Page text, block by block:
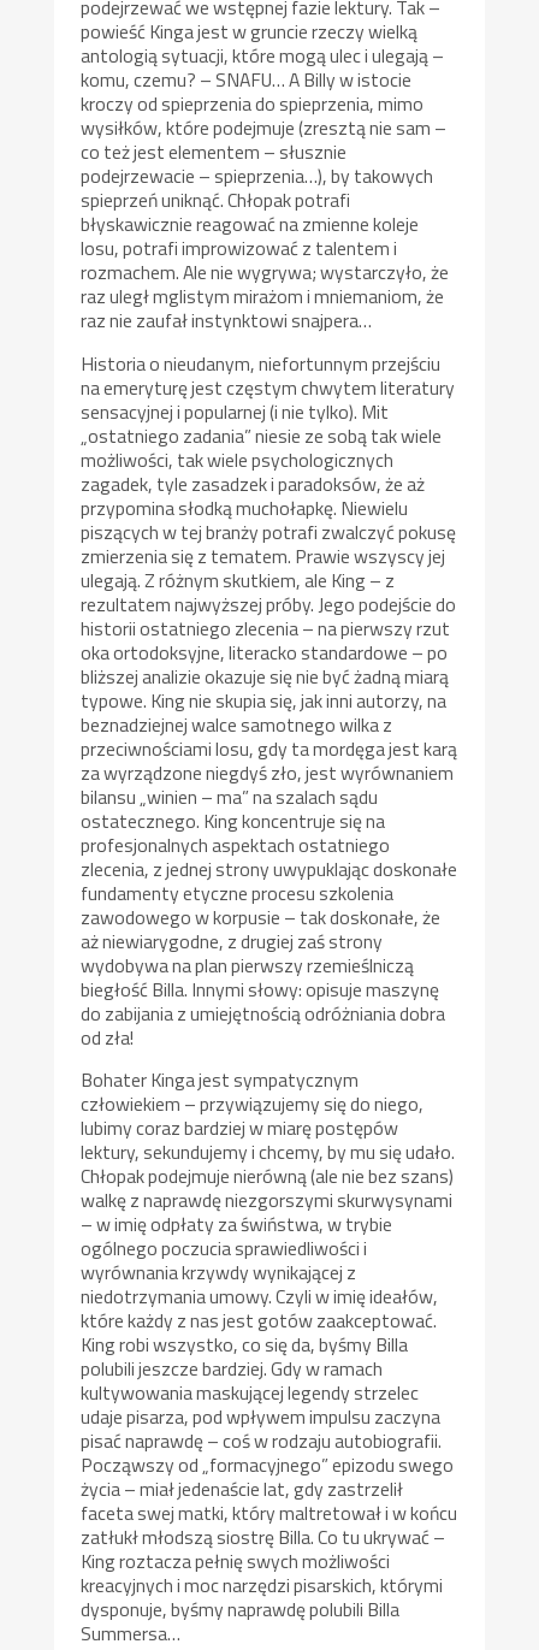
podejrzewać we wstępnej fazie lektury. Tak –
powieść Kinga jest w gruncie rzeczy wielką
antologią sytuacji, które mogą ulec i ulegają –
komu, czemu? – SNAFU… A Billy w istocie
kroczy od spieprzenia do spieprzenia, mimo
wysiłków, które podejmuje (zresztą nie sam –
co też jest elementem – słusznie
podejrzewacie – spieprzenia…), by takowych
spieprzeń uniknąć. Chłopak potrafi
błyskawicznie reagować na zmienne koleje
losu, potrafi improwizować z talentem i
rozmachem. Ale nie wygrywa; wystarczyło, że
raz uległ mglistym mirażom i mniemaniom, że
raz nie zaufał instynktowi snajpera…
Historia o nieudanym, niefortunnym przejściu
na emeryturę jest częstym chwytem literatury
sensacyjnej i popularnej (i nie tylko). Mit
„ostatniego zadania” niesie ze sobą tak wiele
możliwości, tak wiele psychologicznych
zagadek, tyle zasadzek i paradoksów, że aż
przypomina słodką muchołapkę. Niewielu
piszących w tej branży potrafi zwalczyć pokusę
zmierzenia się z tematem. Prawie wszyscy jej
ulegają. Z różnym skutkiem, ale King – z
rezultatem najwyższej próby. Jego podejście do
historii ostatniego zlecenia – na pierwszy rzut
oka ortodoksyjne, literacko standardowe – po
bliższej analizie okazuje się nie być żadną miarą
typowe. King nie skupia się, jak inni autorzy, na
beznadziejnej walce samotnego wilka z
przeciwnościami losu, gdy ta mordęga jest karą
za wyrządzone niegdyś zło, jest wyrównaniem
bilansu „winien – ma” na szalach sądu
ostatecznego. King koncentruje się na
profesjonalnych aspektach ostatniego
zlecenia, z jednej strony uwypuklając doskonałe
fundamenty etyczne procesu szkolenia
zawodowego w korpusie – tak doskonałe, że
aż niewiarygodne, z drugiej zaś strony
wydobywa na plan pierwszy rzemieślniczą
biegłość Billa. Innymi słowy: opisuje maszynę
do zabijania z umiejętnością odróżniania dobra
od zła!
Bohater Kinga jest sympatycznym
człowiekiem – przywiązujemy się do niego,
lubimy coraz bardziej w miarę postępów
lektury, sekundujemy i chcemy, by mu się udało.
Chłopak podejmuje nierówną (ale nie bez szans)
walkę z naprawdę niezgorszymi skurwysynami
– w imię odpłaty za świństwa, w trybie
ogólnego poczucia sprawiedliwości i
wyrównania krzywdy wynikającej z
niedotrzymania umowy. Czyli w imię ideałów,
które każdy z nas jest gotów zaakceptować.
King robi wszystko, co się da, byśmy Billa
polubili jeszcze bardziej. Gdy w ramach
kultywowania maskującej legendy strzelec
udaje pisarza, pod wpływem impulsu zaczyna
pisać naprawdę – coś w rodzaju autobiografii.
Począwszy od „formacyjnego” epizodu swego
życia – miał jedenaście lat, gdy zastrzelił
faceta swej matki, który maltretował i w końcu
zatłukł młodszą siostrę Billa. Co tu ukrywać –
King roztacza pełnię swych możliwości
kreacyjnych i moc narzędzi pisarskich, którymi
dysponuje, byśmy naprawdę polubili Billa
Summersa…